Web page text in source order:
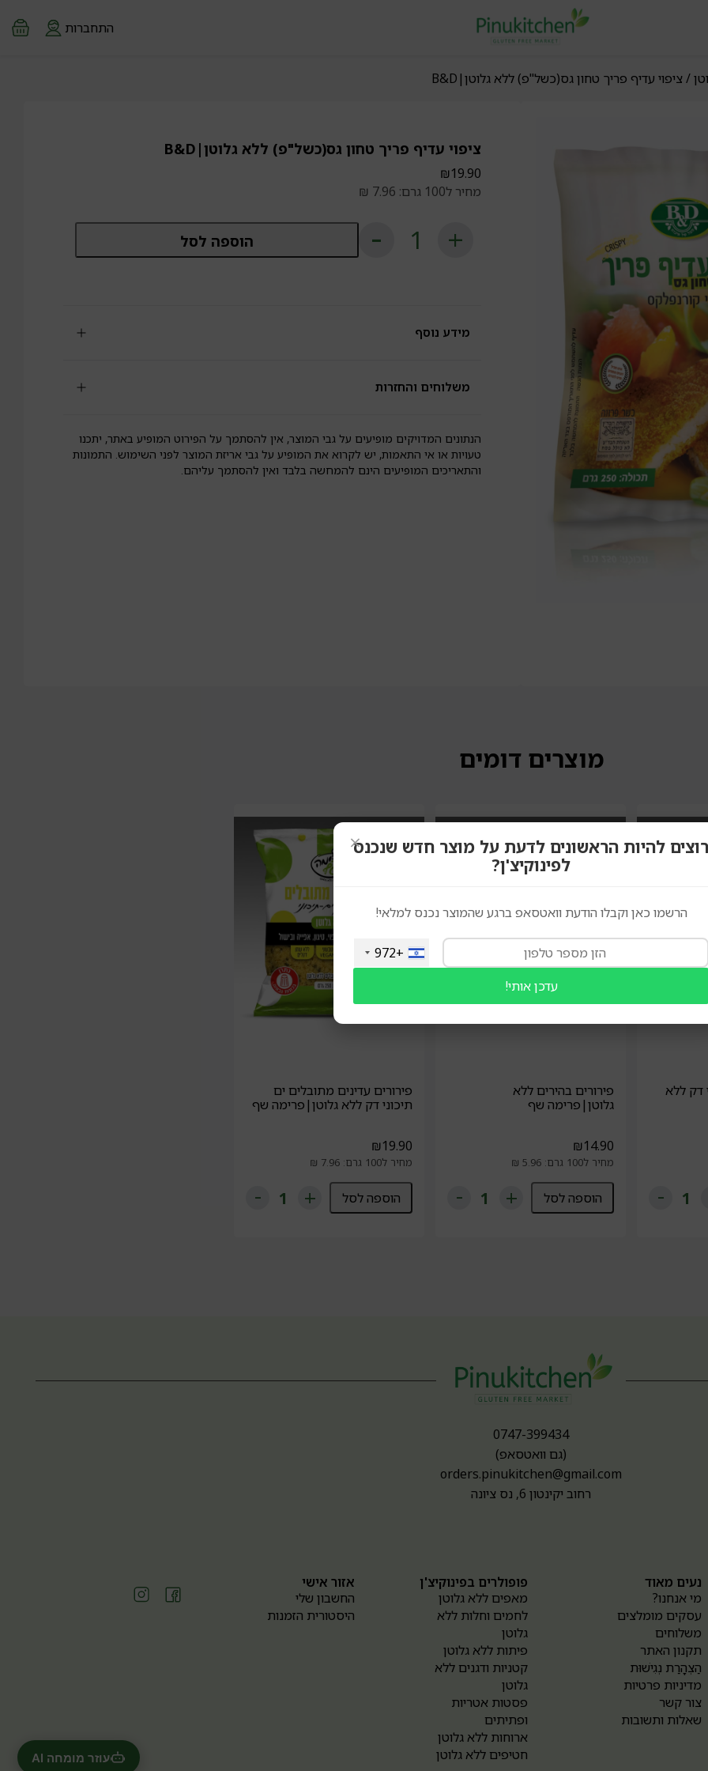
התחברות
/ ציפוי עדיף פריך טחון גס(כשל"פ) ללא גלוטן|B&D
ציפוי עדיף פריך טחון גס(כשל"פ) ללא גלוטן|B&D
₪19.90
מחיר ל100 גרם: 7.96 ₪
כמות
ציפוי
הוספה לסל
מידע נוסף
משלוחים והחזרות
הנתונים המדויקים מופיעים על גבי המוצר, אין להסתמך על הפירוט המופיע באתר, יתכנו
טעויות או אי התאמות, יש לקרוא את המופיע על גבי אריזת המוצר לפני השימוש. התמונות
והתאריכים המופיעים הינם להמחשה בלבד ואין להסתמך עליהם.
מוצרים דומים
דק ללא
פירורים בהירים ללא
גלוטן|פרימה שף
₪14.90
מחיר ל100 גרם: 5.96 ₪
הוספה לסל
פירורים עדינים מתובלים ים
תיכוני דק ללא גלוטן|פרימה שף
₪19.90
מחיר ל100 גרם: 7.96 ₪
הוספה לסל
0747-399434
(גם וואטסאפ)
orders.pinukitchen@gmail.com
רחוב יקינטון 6, נס ציונה
נעים מאוד
מי אנחנו?
עסקים מומלצים
משלוחים
תקנון האתר
הַצְהָרַת נְגִישׁוּת
מדיניות פרטיות
צור קשר
שאלות ותשובות
פופולרים בפינוקיצ'ן
מאפים ללא גלוטן
לחמים וחלות ללא
גלוטן
פיתות ללא גלוטן
קטניות ודגנים ללא
גלוטן
פסטות אטריות
ופתיתים
ארוחות ללא גלוטן
חטיפים ללא גלוטן
אזור אישי
החשבון שלי
היסטורית הזמנות
רוצים להיות הראשונים לדעת על מוצר חדש שנכנס
לפינוקיצ'ן?
×
הרשמו כאן וקבלו הודעת וואטסאפ ברגע שהמוצר נכנס למלאי!
+972
עדכן אותי!
עוזר מומחה AI